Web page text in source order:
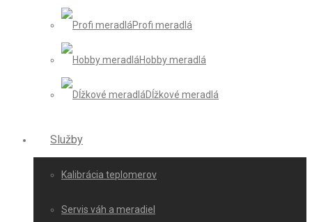
Profi meradlá
Hobby meradlá
Dĺžkové meradlá
Služby
Kalibrácia teplomerov
Servis váh a meradiel